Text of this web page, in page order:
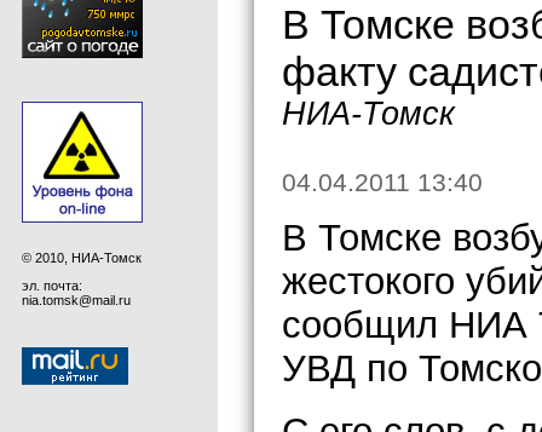
© 2010, НИА-Томск
эл. почта:
nia.tomsk@mail.ru
В Томске
факту
НИА-Томск
04.04.2011 13:40
В Томске
жестокого
сообщил НИА
УВД по